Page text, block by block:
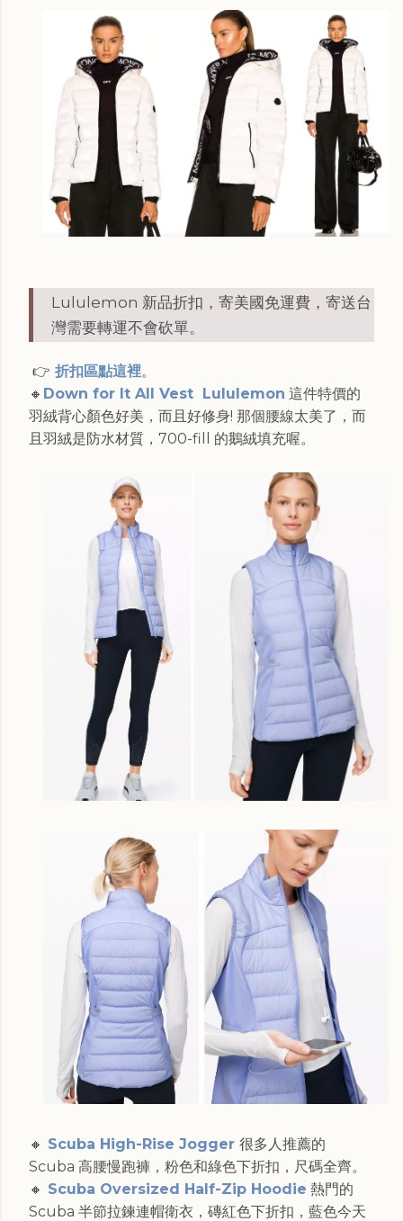
Lululemon 新品折扣，寄美國免運費，寄送台
灣需要轉運不會砍單。
👉 折扣區點這裡。
🔸 Down for It All Vest Lululemon 這件特價的
羽絨背心顏色好美，而且好修身! 那個腰線太美了，而
且羽絨是防水材質，700-fill 的鵝絨填充喔。
🔸 Scuba High-Rise Jogger 很多人推薦的
Scuba 高腰慢跑褲，粉色和綠色下折扣，尺碼全齊。
🔸 Scuba Oversized Half-Zip Hoodie 熱門的
Scuba 半節拉鍊連帽衛衣，磚紅色下折扣，藍色今天